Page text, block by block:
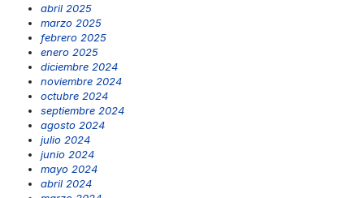
abril 2025
marzo 2025
febrero 2025
enero 2025
diciembre 2024
noviembre 2024
octubre 2024
septiembre 2024
agosto 2024
julio 2024
junio 2024
mayo 2024
abril 2024